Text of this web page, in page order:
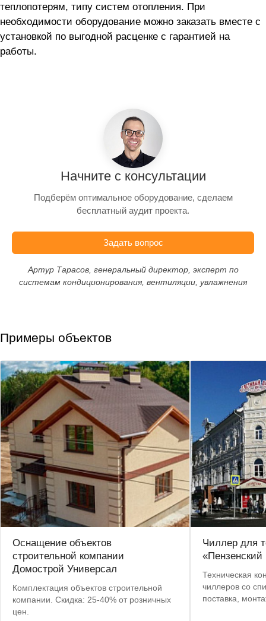
теплопотерям, типу систем отопления. При
необходимости оборудование можно заказать вместе с
установкой по выгодной расценке с гарантией на
работы.
Начните с консультации
Подберём оптимальное оборудование, сделаем
бесплатный аудит проекта.
Задать вопрос
Артур Тарасов, генеральный директор, эксперт по
системам кондиционирования, вентиляции, увлажнения
Примеры объектов
Оснащение объектов
строительной компании
Домострой Универсал
Комплектация объектов строительной
компании. Скидка: 25-40% от розничных
цен.
Чиллер для
«Пензенский
Техническая
чиллеров со
поставка,